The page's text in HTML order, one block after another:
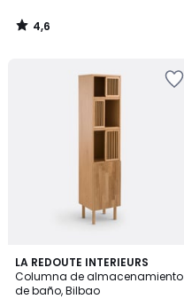
4,6
/
LA REDOUTE INTERIEURS
Columna de almacenamiento
de baño, Bilbao
4,9
/ 5